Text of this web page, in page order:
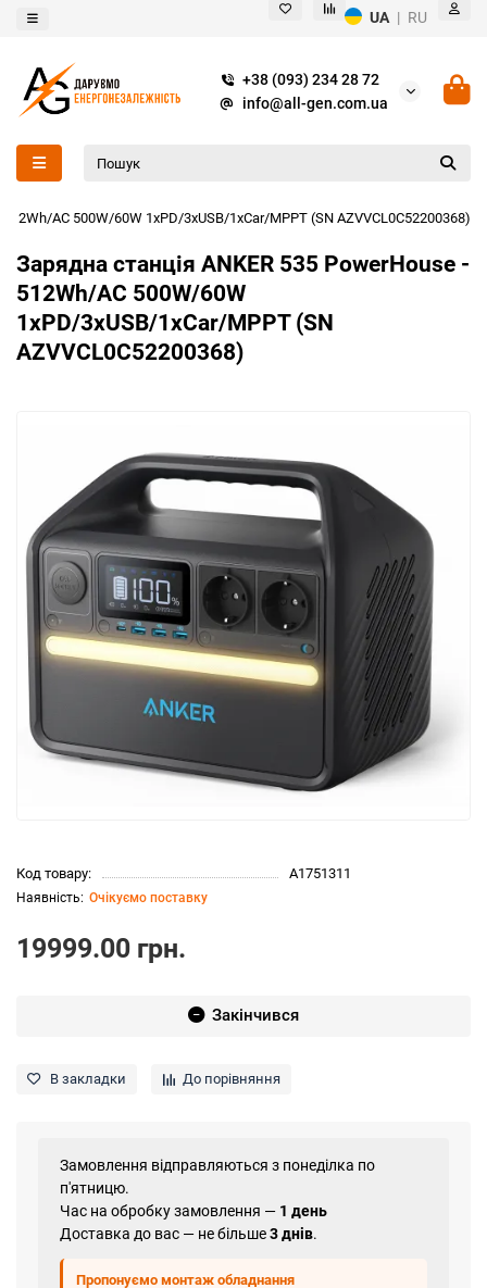
UA | RU
+38 (093) 234 28 72
info@all-gen.com.ua
AC 500W/60W 1xPD/3xUSB/1xCar/MPPT (SN AZVVCL0C52200368)
Зарядна станція ANKER 535 PowerHouse -
512Wh/AC 500W/60W
1xPD/3xUSB/1xCar/MPPT (SN
AZVVCL0C52200368)
Код товару: A1751311
Очікуємо поставку
19999.00 грн.
Закінчився
В закладки До порівняння
Замовлення відправляються з понеділка по
п'ятницю.
Час на обробку замовлення — 1 день
Доставка до вас — не більше3 днів.
Пропонуємо монтаж обладнання